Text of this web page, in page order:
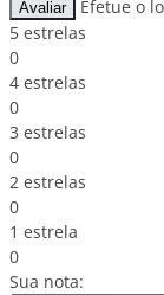
Avaliar
Efetue o
5 estrelas
0
4 estrelas
0
3 estrelas
0
2 estrelas
0
1 estrela
0
Sua nota: